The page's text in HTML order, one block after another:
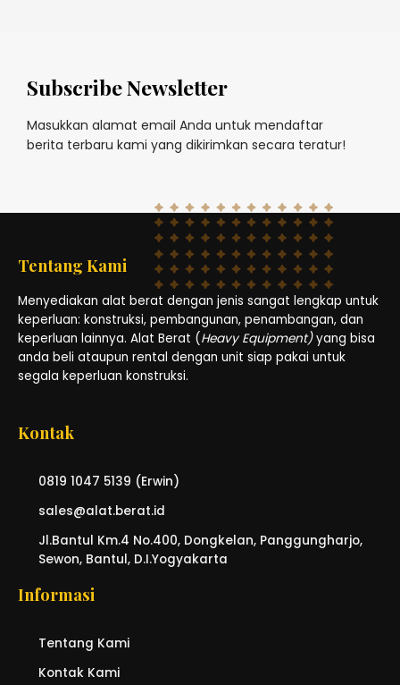
Subscribe Newsletter
Masukkan alamat email Anda untuk mendaftar
berita terbaru kami yang dikirimkan secara teratur!
Tentang Kami
Menyediakan alat berat dengan jenis sangat lengkap untuk
keperluan: konstruksi, pembangunan, penambangan, dan
keperluan lainnya. Alat Berat (Heavy Equipment)yang bisa
anda beli ataupun rental dengan unit siap pakai untuk
segala keperluan konstruksi.
Kontak
0819 1047 5139 (Erwin)
sales@alat.berat.id
Jl.Bantul Km.4 No.400, Dongkelan, Panggungharjo,
Sewon, Bantul, D.I.Yogyakarta
Informasi
Tentang Kami
Kontak Kami